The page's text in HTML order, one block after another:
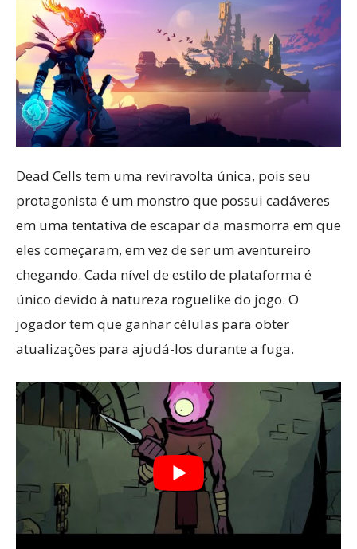
Dead Cells tem uma reviravolta única, pois seu
protagonista é um monstro que possui cadáveres
em uma tentativa de escapar da masmorra em que
eles começaram, em vez de ser um aventureiro
chegando. Cada nível de estilo de plataforma é
único devido à natureza roguelike do jogo. O
jogador tem que ganhar células para obter
atualizações para ajudá-los durante a fuga.